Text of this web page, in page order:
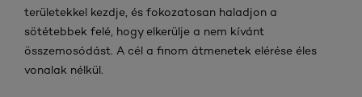
területekkel kezdje, és fokozatosan haladjon a
sötétebbek felé, hogy elkerülje a nem kívánt
összemosódást. A cél a finom átmenetek elérése éles
vonalak nélkül.